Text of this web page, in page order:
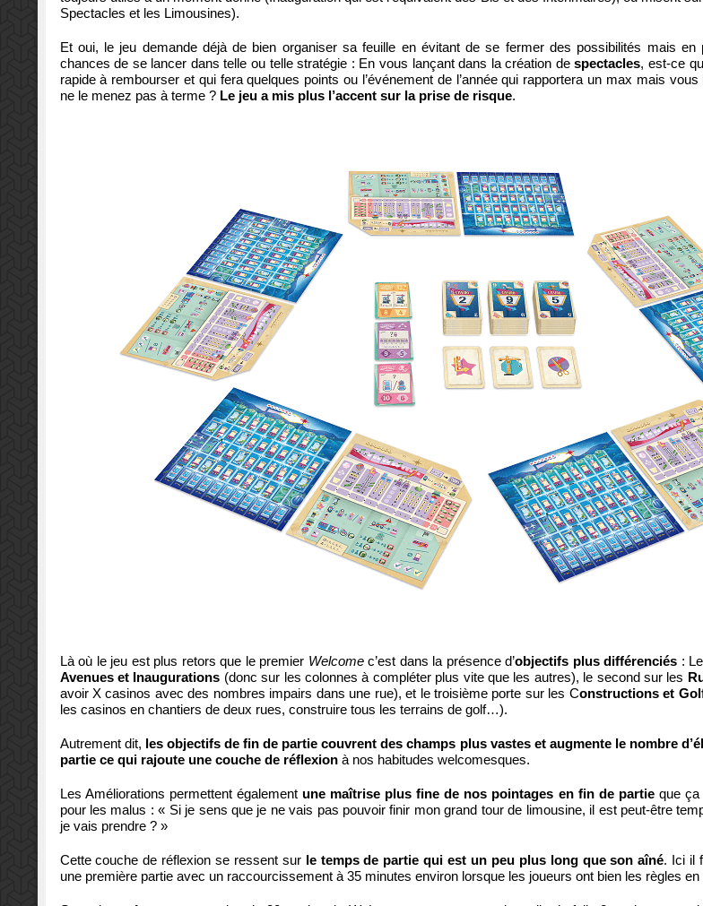
Spectacles et les Limousines).
Et oui, le jeu demande déjà de bien organiser sa feuille en évitant de se fermer des possibilités mais
chances de se lancer dans telle ou telle stratégie : En vous lançant dans la création despectacles, est-ce
rapide à rembourser et qui fera quelques points ou l’événement de l’année qui rapportera un max mais
ne le menez pas à terme ? Le jeu a mis plus l’accent sur la prise de risque.
Là où le jeu est plus retors que le premier Welcomec’est dans la présence d’objectifs plus différenciés :
Avenues et Inaugurations (donc sur les colonnes à compléter plus vite que les autres), le second sur les
avoir X casinos avec des nombres impairs dans une rue), et le troisième porte sur les Constructions et
les casinos en chantiers de deux rues, construire tous les terrains de golf…).
Autrement dit, les objectifs de fin de partie couvrent des champs plus vastes et augmente le nombre
partie ce qui rajoute une couche de réflexionà nos habitudes welcomesques.
Les Améliorations permettent également une maîtrise plus fine de nos pointages en fin de partieque ça
pour les malus : « Si je sens que je ne vais pas pouvoir finir mon grand tour de limousine, il est peut-être
je vais prendre ? »
Cette couche de réflexion se ressent sur le temps de partie qui est un peu plus long que son aîné. Ici il
une première partie avec un raccourcissement à 35 minutes environ lorsque les joueurs ont bien les règles en